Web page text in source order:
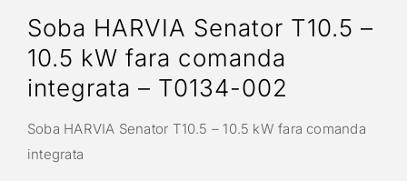
Soba HARVIA Senator T10.5 –
10.5 kW fara comanda
integrata – T0134-002
Soba HARVIA Senator T10.5 – 10.5 kW fara comanda
integrata